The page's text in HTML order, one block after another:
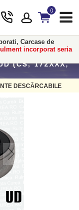
0
Carcase de
incorporat seria
(CS; 172XXX;
DESCĂRCABILE